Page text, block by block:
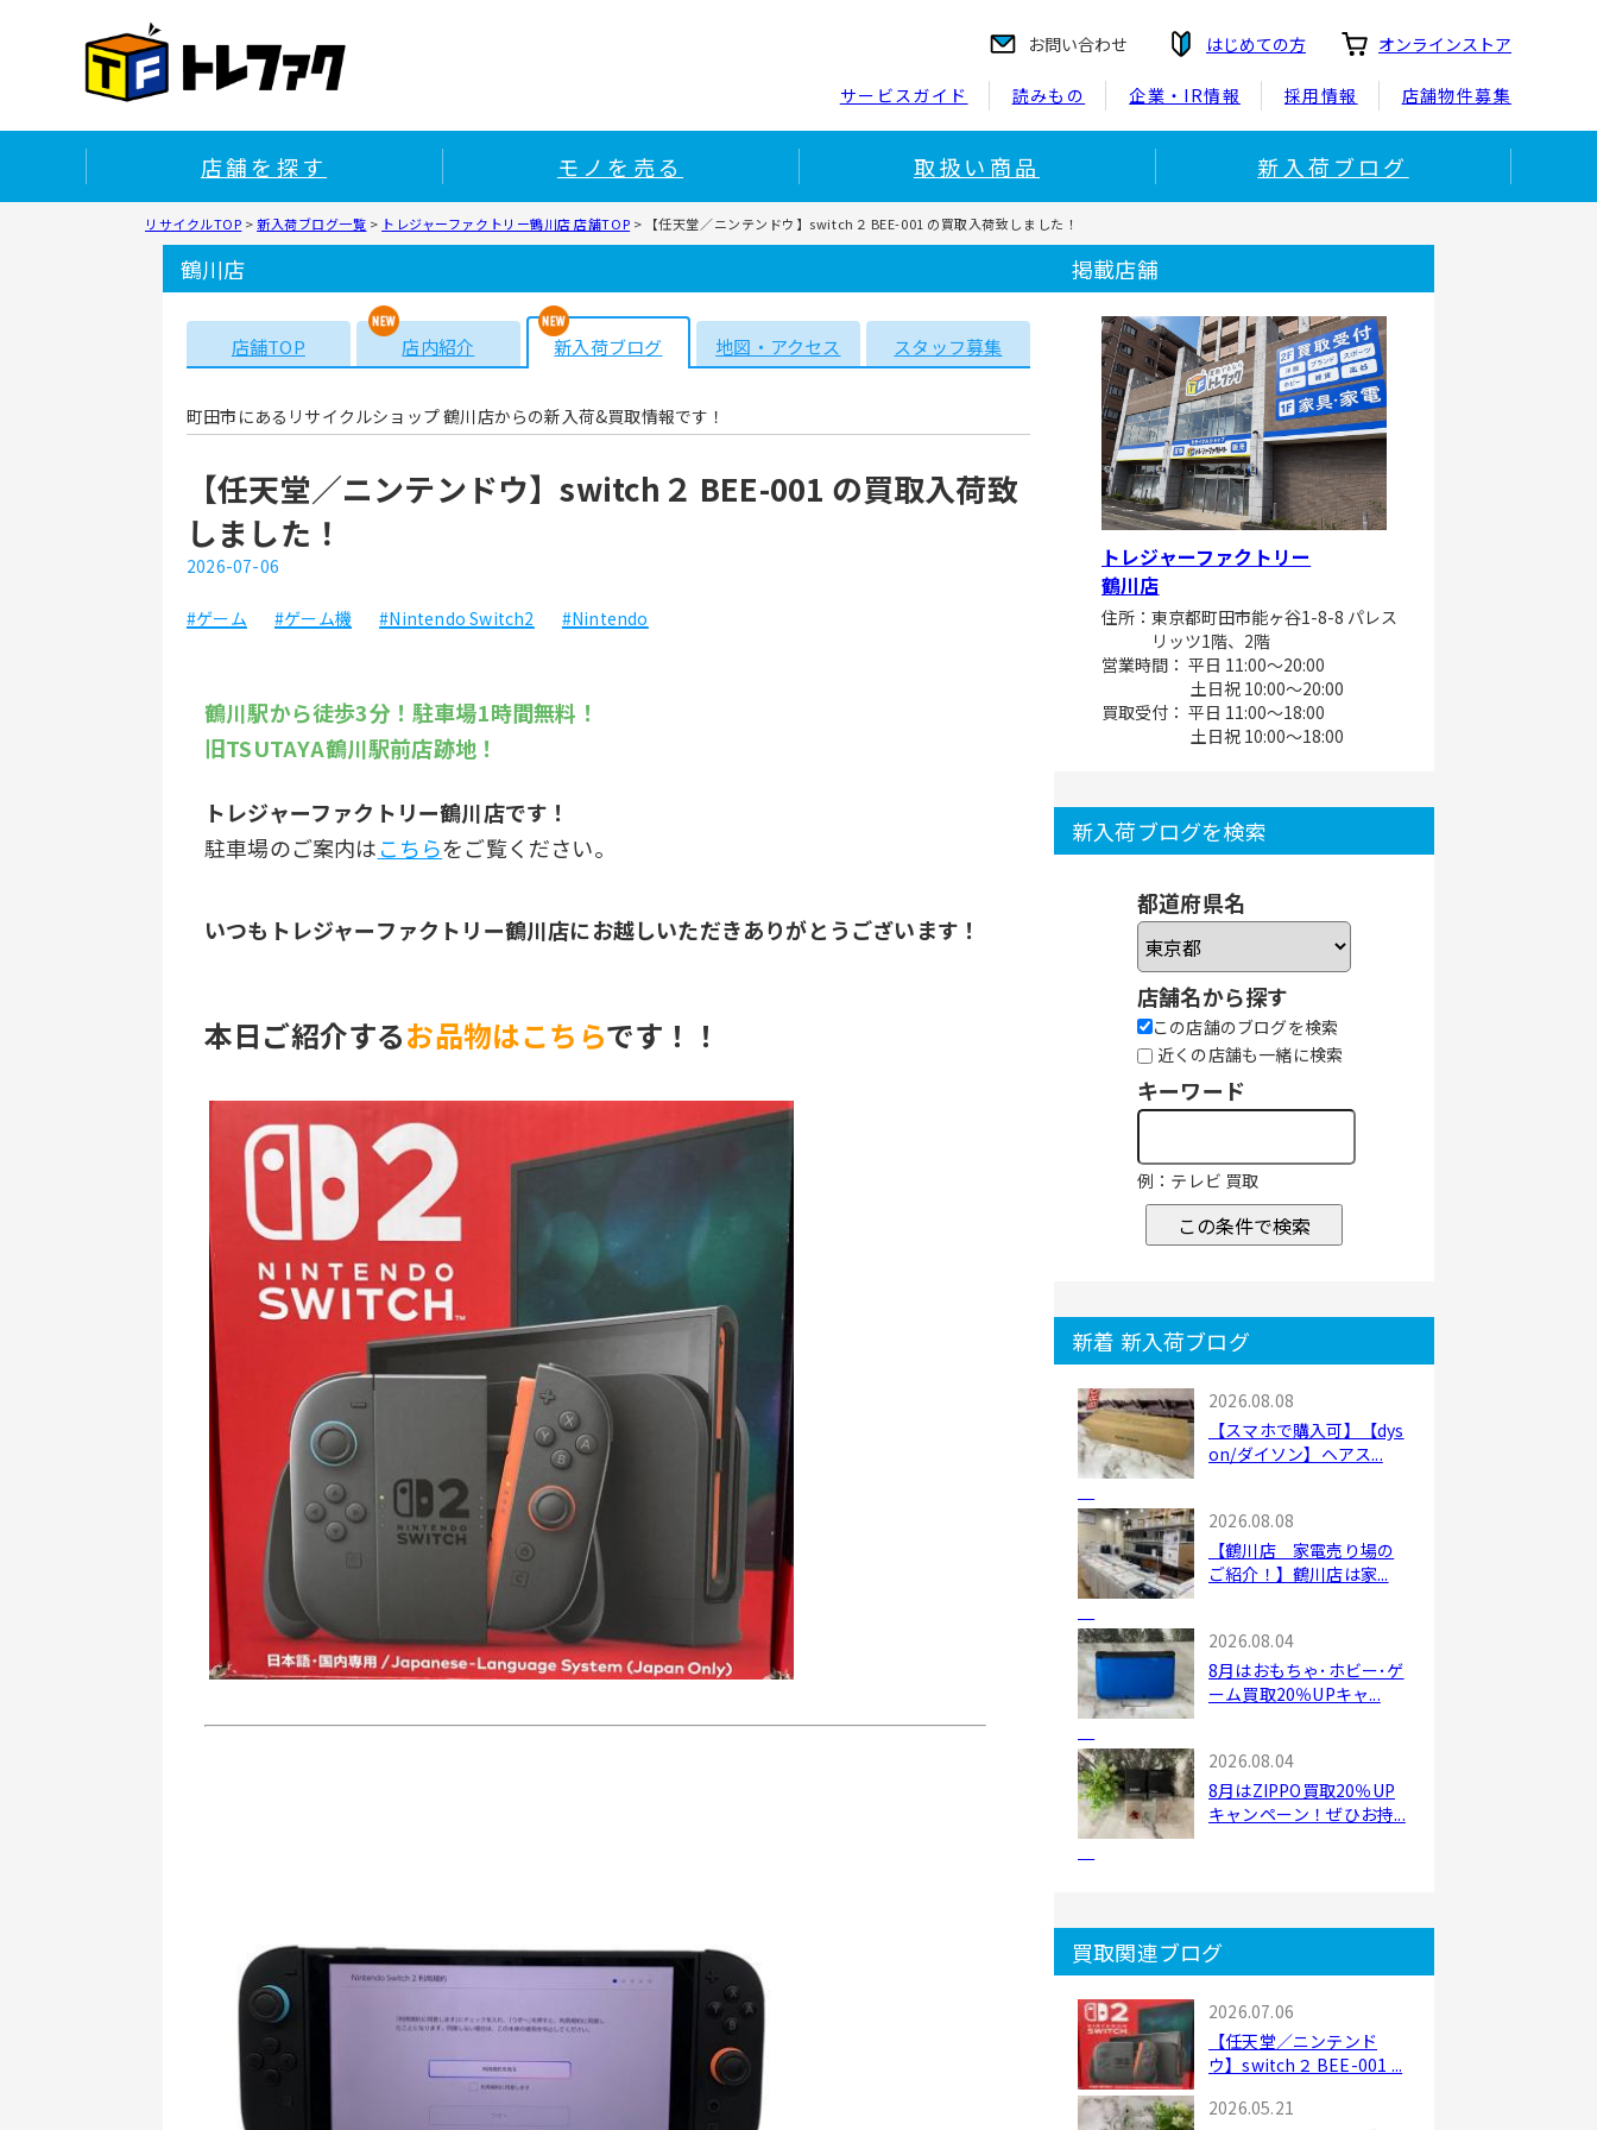
お問い合わせ はじめての方 オンラインストア
サービスガイド 読みもの 企業・IR情報 採用情報 店舗物件募集
店舗を探す モノを売る 取扱い商品 新入荷ブログ
リサイクルTOP >新入荷ブログ一覧 > トレジャーファクトリー鶴川店 店舗TOP > 【任天堂／ニンテンドウ】switch２ BEE-001 の買取入荷致しました！
鶴川店
店舗TOP 店内紹介 新入荷ブログ 地図・アクセス スタッフ募集
町田市にあるリサイクルショップ 鶴川店からの新入荷&買取情報です！
【任天堂／ニンテンドウ】switch２ BEE-001 の買取入荷致
しました！
2026-07-06
#ゲーム #ゲーム機 #Nintendo Switch2 #Nintendo
鶴川駅から徒歩3分！駐車場1時間無料！
旧TSUTAYA鶴川駅前店跡地！
﻿トレジャーファクトリー鶴川店です！
駐車場のご案内はこちらをご覧ください。
いつもトレジャーファクトリー鶴川店にお越しいただきありがとうございます！
本日ご紹介するお品物はこちらです！！
掲載店舗
トレジャーファクトリー
鶴川店
住所：東京都町田市能ヶ谷1-8-8 パレス
リッツ1階、2階
営業時間： 平日 11:00～20:00
土日祝 10:00～20:00
買取受付： 平日 11:00～18:00
土日祝 10:00～18:00
新入荷ブログを検索
都道府県名
店舗名から探す
この店舗のブログを検索
近くの店舗も一緒に検索
キーワード
例：テレビ 買取
この条件で検索
新着 新入荷ブログ
2026.08.08
【スマホで購入可】【dys
on/ダイソン】ヘアス...
2026.08.08
【鶴川店 家電売り場の
ご紹介！】鶴川店は家...
2026.08.04
8月はおもちゃ･ホビー･ゲ
ーム買取20％UPキャ...
2026.08.04
8月はZIPPO買取20％UP
キャンペーン！ぜひお持...
買取関連ブログ
2026.07.06
【任天堂／ニンテンド
ウ】switch２ BEE-001 ...
2026.05.21